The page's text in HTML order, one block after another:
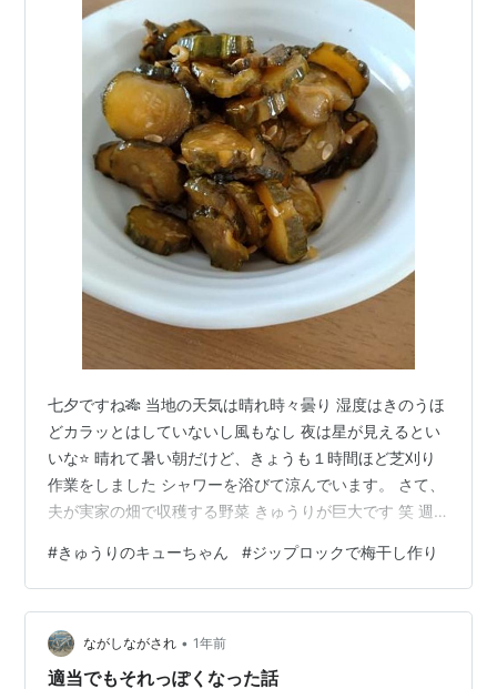
七夕ですね🎋 当地の天気は晴れ時々曇り 湿度はきのうほ
どカラッとはしていないし風もなし 夜は星が見えるとい
いな⭐ 晴れて暑い朝だけど、きょうも１時間ほど芝刈り
作業をしました シャワーを浴びて涼んでいます。 さて、
夫が実家の畑で収穫する野菜 きゅうりが巨大です 笑 週
み、サラダなどでおいしく食べているのですが キューち
ゃん漬けを作ってみました。 鍋に塩で水分を絞ったスラ
イスきゅうり、きび砂糖、しょうゆ、酢、しょうが、鷹
の爪を入れて汁気がなくなるまでグツグツ。。。 これは
これで箸がとまらず美味しいです😋 そして、今年もよう
#きゅうりのキューちゃん #ジップロックで梅干し作り
ながしながされ • 1年前
適当でもそれっぽくなった話